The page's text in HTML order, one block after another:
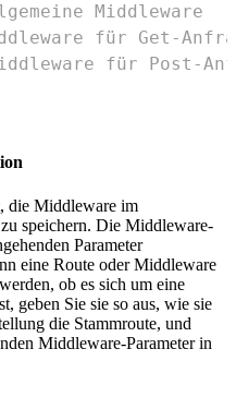
Middleware
für Get-
für Post-
die Middleware im
speichern. Die Middleware-
Parameter
eine Route oder Middleware
ob es sich um eine
geben Sie sie so aus, wie sie
die Stammroute, und
Middleware-Parameter in